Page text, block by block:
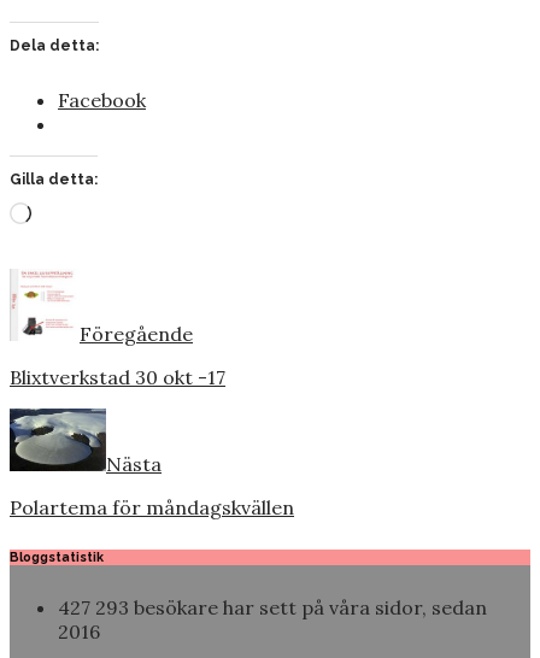
Dela detta:
Facebook
Gilla detta:
Laddar
Föregående
Blixtverkstad 30 okt -17
Nästa
Polartema för måndagskvällen
Bloggstatistik
427 293 besökare har sett på våra sidor, sedan
2016